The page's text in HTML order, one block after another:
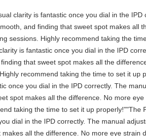
clarity is fantastic once you dial in the
and finding that sweet spot makes all
sessions. Highly recommend taking the
is fantastic once you dial in the IPD
that sweet spot makes all the
recommend taking the time to set it up
once you dial in the IPD correctly. The
spot makes all the difference. No more eye
taking the time to set it up properly!""The
dial in the IPD correctly. The manual
makes all the difference. No more eye strain